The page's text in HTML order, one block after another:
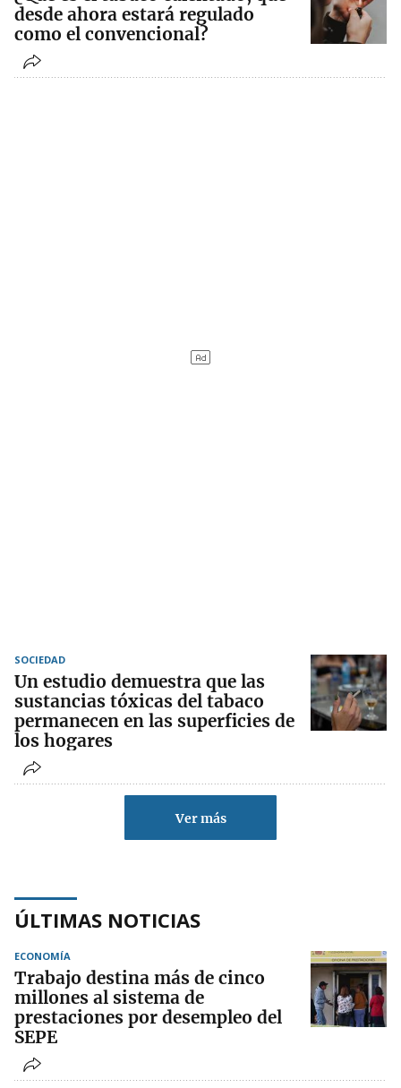
desde ahora estará regulado
como el convencional?
SOCIEDAD
Un estudio demuestra que las
sustancias tóxicas del tabaco
permanecen en las superficies de
los hogares
Ver más
ÚLTIMAS NOTICIAS
ECONOMÍA
Trabajo destina más de cinco
millones al sistema de
prestaciones por desempleo del
SEPE